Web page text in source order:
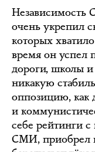
Независимость
очень укрепил
которых
время он успел
дороги, школы
никакую
оппозицию, как
и
себе рейтинги
СМИ, приобрел